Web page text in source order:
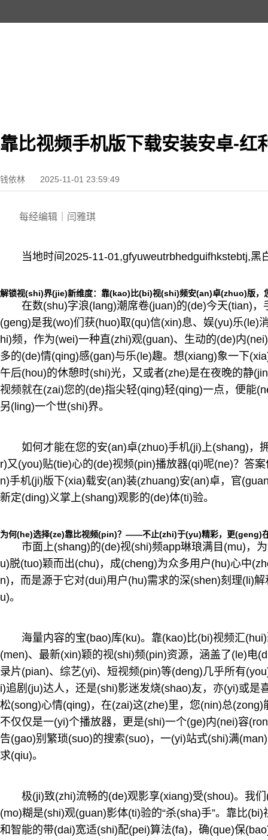
靠比视频手机版下载安装安卓-红
钱依林 2025-11-01 23:59:49
每经编辑｜闫雅琪
当地时间2025-11-01,gfyuweutrbhedguifhkstebtj,黑
解锁视(shi)界(jie)新维度：靠(kao)比(bi)视(shi)频安(an)卓(zhuo)版
在数(shu)字浪(lang)潮席卷(juan)的(de)今天(tian)
(geng)是我(wo)们获(huo)取(qu)信(xin)息、娱(yu)乐(le)
hi)频，作为(wei)一种直(zhi)观(guan)、生动的(de)内
多的(de)情(qing)感(gan)与乐(le)趣。想(xiang)象一下
午后(hou)的休憩时(shi)光，又或者(zhe)是在夜晚的静
视频就在(zai)您的(de)指尖轻(qing)轻(qing)一点，便能
另(ling)一个世(shi)界。
如何才能在您的安(an)卓(zhuo)手机(ji)上(shang)，
r)又(you)贴(tie)心的(de)视频(pin)播放器(qi)呢(ne)？答
n)手机(ji)版下(xia)载安(an)装(zhuang)安(an)卓，官
新定(ding)义掌上(shang)观影的(de)体(ti)验。
为何(he)选择(ze)靠比视频(pin)？——不止(zhi)于(yu)精彩，更(geng)
市面上(shang)的(de)视(shi)频app琳琅满目(mu)，
u)脱(tuo)颖而出(chu)，成(cheng)为众多用户(hu)心中
n)，而是源于它对(dui)用户(hu)需求的深(shen)刻理(li)
u)。
海量内容的宝(bao)库(ku)。靠(kao)比(bi)视频汇
(men)、最新(xin)颖的视(shi)频(pin)资源，涵盖了(le)电
录片(pian)、综艺(yi)、短视频(pin)等(deng)几乎所有
i)追剧(ju)达人，还是(shi)影迷发烧(shao)友，亦(yi)或是
松(song)心情(qing)，在(zai)这(zhe)里，您(nin)总
不仅仅是一(yi)个播放器，更是(shi)一个(ge)内(nei)容
告(gao)别繁琐(suo)的搜索(suo)，一(yi)站式(shi)满
求(qiu)。
极(ji)致(zhi)流畅的(de)观影享(xiang)受(shou)。我
(mo)糊是(shi)观(guan)影体(ti)验的“杀(sha)手”。靠比
和智能的带(dai)宽适(shi)配(pei)算法(fa)，确(que)保